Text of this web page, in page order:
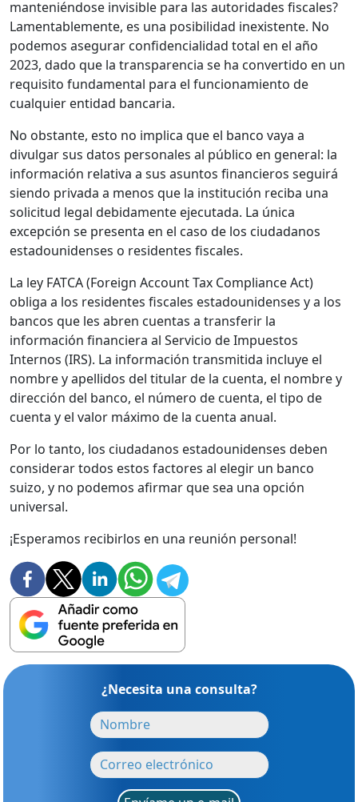
manteniéndose invisible para las autoridades fiscales?
Lamentablemente, es una posibilidad inexistente. No
podemos asegurar confidencialidad total en el año
2023, dado que la transparencia se ha convertido en un
requisito fundamental para el funcionamiento de
cualquier entidad bancaria.
No obstante, esto no implica que el banco vaya a
divulgar sus datos personales al público en general: la
información relativa a sus asuntos financieros seguirá
siendo privada a menos que la institución reciba una
solicitud legal debidamente ejecutada. La única
excepción se presenta en el caso de los ciudadanos
estadounidenses o residentes fiscales.
La ley FATCA (Foreign Account Tax Compliance Act)
obliga a los residentes fiscales estadounidenses y a los
bancos que les abren cuentas a transferir la
información financiera al Servicio de Impuestos
Internos (IRS). La información transmitida incluye el
nombre y apellidos del titular de la cuenta, el nombre y
dirección del banco, el número de cuenta, el tipo de
cuenta y el valor máximo de la cuenta anual.
Por lo tanto, los ciudadanos estadounidenses deben
considerar todos estos factores al elegir un banco
suizo, y no podemos afirmar que sea una opción
universal.
¡Esperamos recibirlos en una reunión personal!
¿Necesita una consulta?